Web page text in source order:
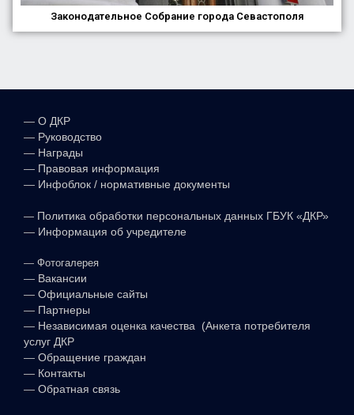
Законодательное Собрание города Севастополя
— О ДКР
— Руководство
— Награды
— Правовая информация
— Инфоблок / нормативные документы
— Политика обработки персональных данных ГБУК «ДКР»
— Информация об учредителе
— Фотогалерея
— Вакансии
— Официальные сайты
— Партнеры
— Независимая оценка качества (Анкета потребителя
услуг ДКР
— Обращение граждан
— Контакты
— Обратная связь